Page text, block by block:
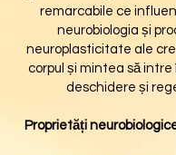
remarcabile ce
neurobiologia și
neuroplasticitate ale
corpul și mintea să
deschidere și
Proprietăți